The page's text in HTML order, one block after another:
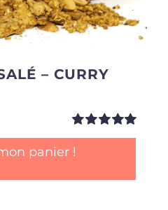
– CURRY
Note5.00sur
panier !